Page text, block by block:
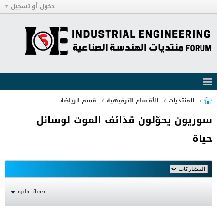
دخول أو تسجيل
المنتديات الأقسام الترفيهية قسم الرياضة
سوريون يحوّلون قذائف الموت لوسائل
حياة
تصفية - فلترة